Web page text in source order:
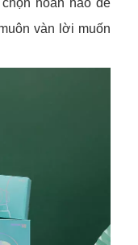
hoàn hảo để
vàn lời muốn